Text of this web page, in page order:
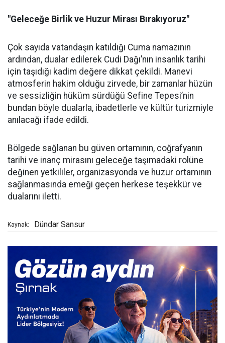
"Geleceğe Birlik ve Huzur Mirası Bırakıyoruz"
Çok sayıda vatandaşın katıldığı Cuma namazının
ardından, dualar edilerek Cudi Dağı’nın insanlık tarihi
için taşıdığı kadim değere dikkat çekildi. Manevi
atmosferin hakim olduğu zirvede, bir zamanlar hüzün
ve sessizliğin hüküm sürdüğü Sefine Tepesi’nin
bundan böyle dualarla, ibadetlerle ve kültür turizmiyle
anılacağı ifade edildi.
Bölgede sağlanan bu güven ortamının, coğrafyanın
tarihi ve inanç mirasını geleceğe taşımadaki rolüne
değinen yetkililer, organizasyonda ve huzur ortamının
sağlanmasında emeği geçen herkese teşekkür ve
dualarını iletti.
Kaynak: Dündar Sansur